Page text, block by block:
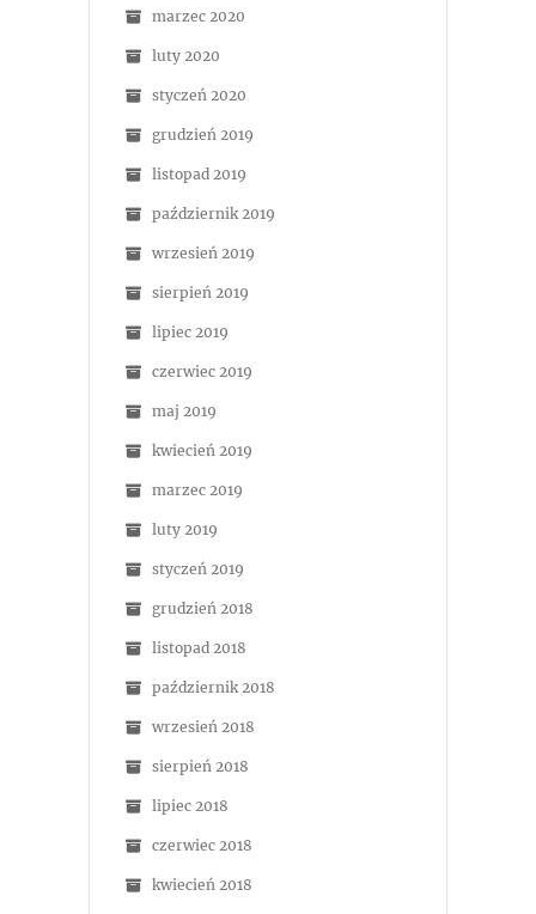
marzec 2020
luty 2020
styczeń 2020
grudzień 2019
listopad 2019
październik 2019
wrzesień 2019
sierpień 2019
lipiec 2019
czerwiec 2019
maj 2019
kwiecień 2019
marzec 2019
luty 2019
styczeń 2019
grudzień 2018
listopad 2018
październik 2018
wrzesień 2018
sierpień 2018
lipiec 2018
czerwiec 2018
kwiecień 2018